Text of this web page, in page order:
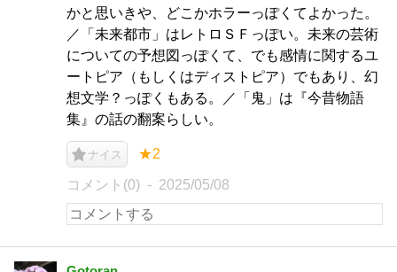
かと思いきや、どこかホラーっぽくてよかった。
／「未来都市」はレトロＳＦっぽい。未来の芸術
についての予想図っぽくて、でも感情に関するユ
ートピア（もしくはディストピア）でもあり、幻
想文学？っぽくもある。／「鬼」は『今昔物語
集』の話の翻案らしい。
ナイス ★2
コメント(0) 2025/05/08